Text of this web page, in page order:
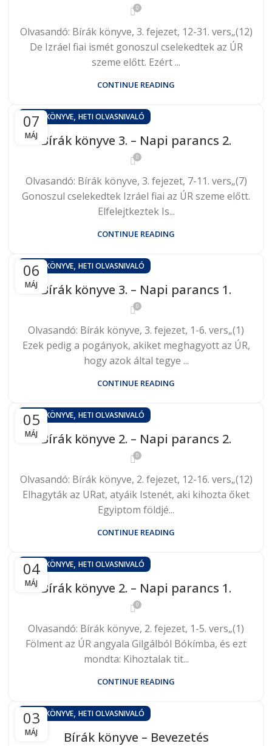
0
Olvasandó: Bírák könyve, 3. fejezet, 12-31. vers„(12)
De Izráel fiai ismét gonoszul cselekedtek az ÚR
szeme előtt. Ezért ...
CONTINUE READING
07
MÁJ
BÍRÁK KÖNYVE, HETI OLVASNIVALÓ
Bírák könyve 3. – Napi parancs 2.
0
Olvasandó: Bírák könyve, 3. fejezet, 7-11. vers„(7)
Gonoszul cselekedtek Izráel fiai az ÚR szeme előtt.
Elfelejtkeztek Is...
CONTINUE READING
06
MÁJ
BÍRÁK KÖNYVE, HETI OLVASNIVALÓ
Bírák könyve 3. – Napi parancs 1.
0
Olvasandó: Bírák könyve, 3. fejezet, 1-6. vers„(1)
Ezek pedig a pogányok, akiket meghagyott az ÚR,
hogy azok által tegye ...
CONTINUE READING
05
MÁJ
BÍRÁK KÖNYVE, HETI OLVASNIVALÓ
Bírák könyve 2. – Napi parancs 2.
0
Olvasandó: Bírák könyve, 2. fejezet, 12-16. vers„(12)
Elhagyták az URat, atyáik Istenét, aki kihozta őket
Egyiptom földjé...
CONTINUE READING
04
MÁJ
BÍRÁK KÖNYVE, HETI OLVASNIVALÓ
Bírák könyve 2. – Napi parancs 1.
0
Olvasandó: Bírák könyve, 2. fejezet, 1-5. vers„(1)
Fölment az ÚR angyala Gilgálból Bókímba, és ezt
mondta: Kihoztalak tit...
CONTINUE READING
03
MÁJ
BÍRÁK KÖNYVE, HETI OLVASNIVALÓ
Bírák könyve – Bevezetés